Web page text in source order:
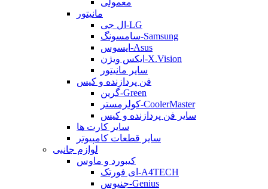
معمولی
مانیتور
ال جی-LG
سامسونگ-Samsung
ایسوس-Asus
ایکس ویژن-X.Vision
سایر مانیتور
فن پردازنده و کیس
گرین-Green
کولرمستر-CoolerMaster
سایر فن پردازنده و کیس
سایر کارت ها
سایر قطعات کامپیوتر
لوازم جانبی
کیبورد و ماوس
ای فورتک-A4TECH
جنیوس-Genius